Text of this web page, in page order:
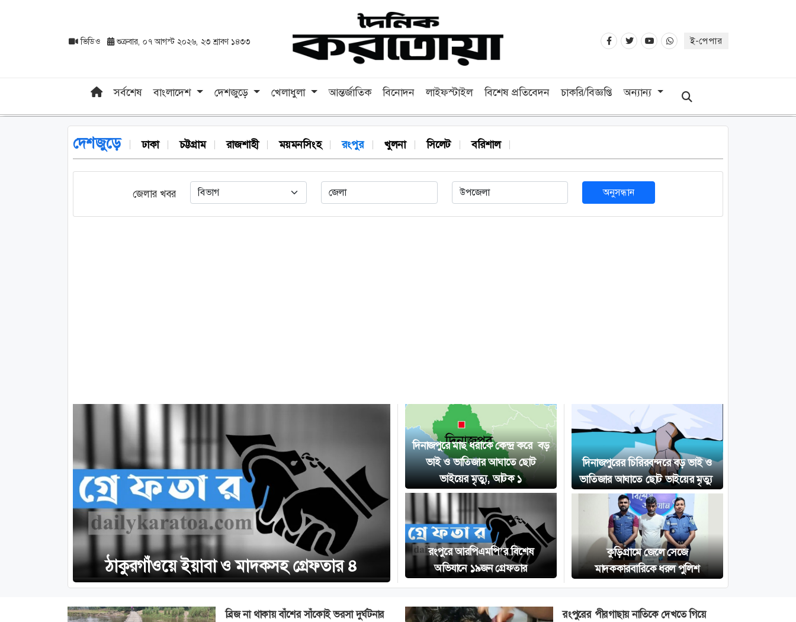
ভিডিও শুক্রবার, ০৭ আগস্ট ২০২৬, ২৩ শ্রাবণ ১৪৩৩ ই-পেপার
সর্বশেষ বাংলাদেশ দেশজুড়ে খেলাধুলা আন্তর্জাতিক বিনোদন লাইফস্টাইল বিশেষ প্রতিবেদন চাকরি/বিজ্ঞপ্তি অন্যান্য
দেশজুড়ে ঢাকা চট্টগ্রাম রাজশাহী ময়মনসিংহ রংপুর খুলনা সিলেট বরিশাল
জেলার খবর অনুসন্ধান
ঠাকুরগাঁওয়ে ইয়াবা ও মাদকসহ গ্রেফতার ৪
দিনাজপুরে মাছ ধরাকে কেন্দ্র করে বড়
ভাই ও ভাতিজার আঘাতে ছোট
ভাইয়ের মৃত্যু, আটক ১
রংপুরে আরপিএমপি’র বিশেষ
অভিযানে ১৯জন গ্রেফতার
দিনাজপুরের চিরিরবন্দরে বড় ভাই ও
ভাতিজার আঘাতে ছোট ভাইয়ের মৃত্যু
কুড়িগ্রামে জেলে সেজে
মাদককারবারিকে ধরল পুলিশ
ব্রিজ না থাকায় বাঁশের সাঁকোই ভরসা দুর্ঘটনার
রংপুরের পীরগাছায় নাতিকে দেখতে গিয়ে